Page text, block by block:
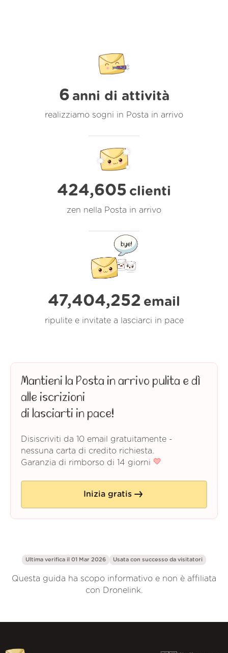
6 anni di attività
realizziamo sogni in Posta in arrivo
424,605 clienti
zen nella Posta in arrivo
47,404,252 email
ripulite e invitate a lasciarci in pace
Mantieni la Posta in arrivo pulita e dì
alle iscrizioni
di lasciarti in pace!
Disiscriviti da 10 email gratuitamente -
nessuna carta di credito richiesta.
Garanzia di rimborso di 14 giorni
Inizia gratis
Ultima verifica il 01 Mar 2026 Usata con successo da visitatori
Questa guida ha scopo informativo e non è affiliata
con Dronelink.